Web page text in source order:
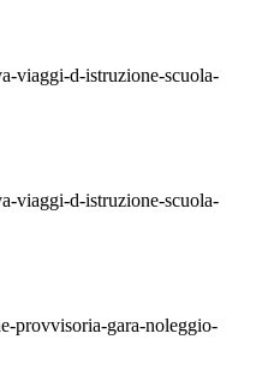
viaggi-d-istruzione-scuola-
viaggi-d-istruzione-scuola-
provvisoria-gara-noleggio-